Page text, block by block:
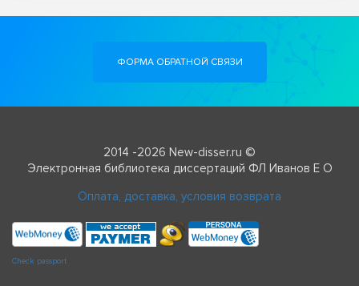
ФОРМА ОБРАТНОЙ СВЯЗИ
2014 -2026 New-disser.ru ©
Электронная библиотека диссертаций ФЛ Иванов Е О
Оплата, доставка, условия возврата
Check passport